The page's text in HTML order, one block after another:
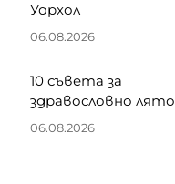
Уорхол
06.08.2026
10 съвета за
здравословно лято
06.08.2026